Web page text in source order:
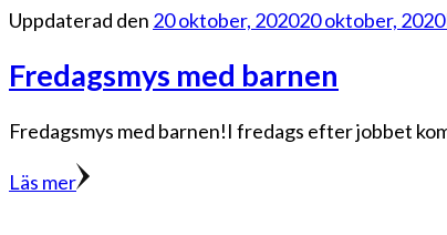
Uppdaterad den 20 oktober, 202020 oktober, 2020
Fredagsmys med barnen
Fredagsmys med barnen!I fredags efter jobbet
Läs mer